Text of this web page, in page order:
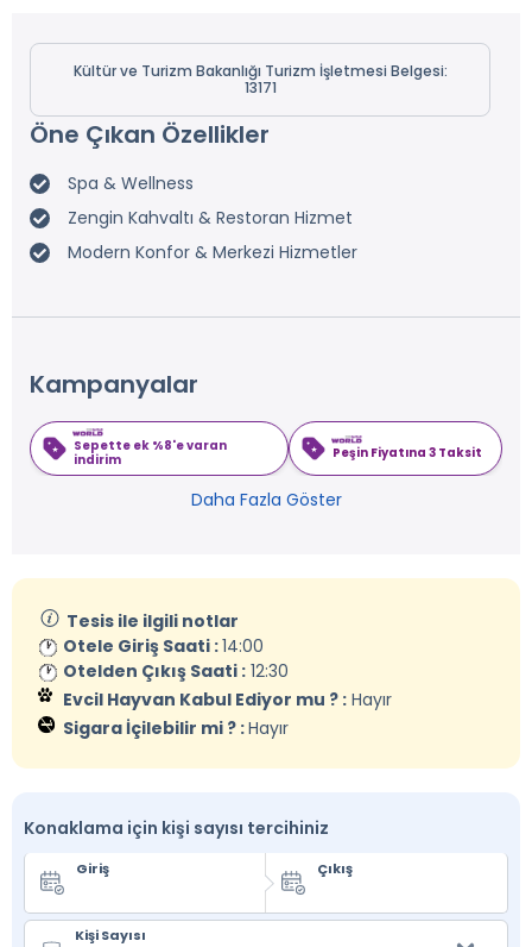
Kültür ve Turizm Bakanlığı Turizm İşletmesi Belgesi:
13171
Öne Çıkan Özellikler
Spa & Wellness
Zengin Kahvaltı & Restoran Hizmet
Modern Konfor & Merkezi Hizmetler
Kampanyalar
Sepette ek %8'e varan
indirim
Peşin Fiyatına 3 Taksit
Daha Fazla Göster
Tesis ile ilgili notlar
Otele Giriş Saati :14:00
Otelden Çıkış Saati : 12:30
Evcil Hayvan Kabul Ediyor mu ? : Hayır
Sigara İçilebilir mi ? :Hayır
Konaklama için kişi sayısı tercihiniz
Giriş Çıkış
Kişi Sayısı